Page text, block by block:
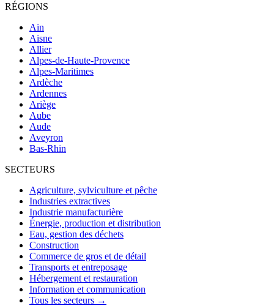
RÉGIONS
Ain
Aisne
Allier
Alpes-de-Haute-Provence
Alpes-Maritimes
Ardèche
Ardennes
Ariège
Aube
Aude
Aveyron
Bas-Rhin
SECTEURS
Agriculture, sylviculture et pêche
Industries extractives
Industrie manufacturière
Énergie, production et distribution
Eau, gestion des déchets
Construction
Commerce de gros et de détail
Transports et entreposage
Hébergement et restauration
Information et communication
Tous les secteurs →